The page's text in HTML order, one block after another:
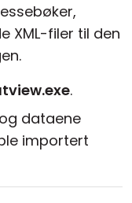
XML-filer til den
.
dataene
importert